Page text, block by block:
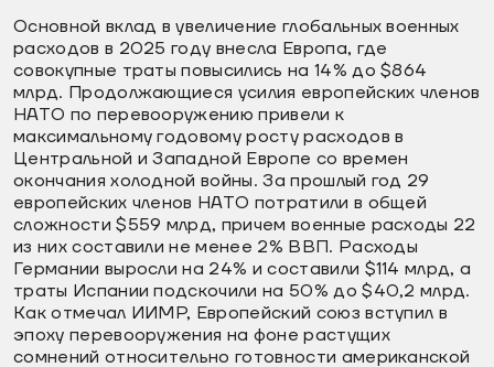
Основной вклад в увеличение глобальных военных
расходов в 2025 году внесла Европа, где
совокупные траты повысились на 14% до $864
млрд. Продолжающиеся усилия европейских членов
НАТО по перевооружению привели к
максимальному годовому росту расходов в
Центральной и Западной Европе со времен
окончания холодной войны. За прошлый год 29
европейских членов НАТО потратили в общей
сложности $559 млрд, причем военные расходы 22
из них составили не менее 2% ВВП. Расходы
Германии выросли на 24% и составили $114 млрд, а
траты Испании подскочили на 50% до $40,2 млрд.
Как отмечал ИИМР, Европейский союз вступил в
эпоху перевооружения на фоне растущих
сомнений относительно готовности американской